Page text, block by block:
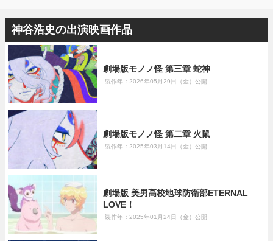
神谷浩史の出演映画作品
劇場版モノノ怪 第三章 蛇神
製作年：2026年05月29日（金）公開
劇場版モノノ怪 第二章 火鼠
製作年：2025年03月14日（金）公開
劇場版 美男高校地球防衛部ETERNAL
LOVE！
製作年：2025年01月24日（金）公開